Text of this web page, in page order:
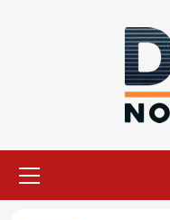
principal